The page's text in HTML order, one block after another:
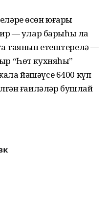
өсөн юғары
— улар барыһы ла
таянып етештерелә —
“Һөт кухняһы”
йәшәүсе 6400 күп
ғаиләләр бушлай